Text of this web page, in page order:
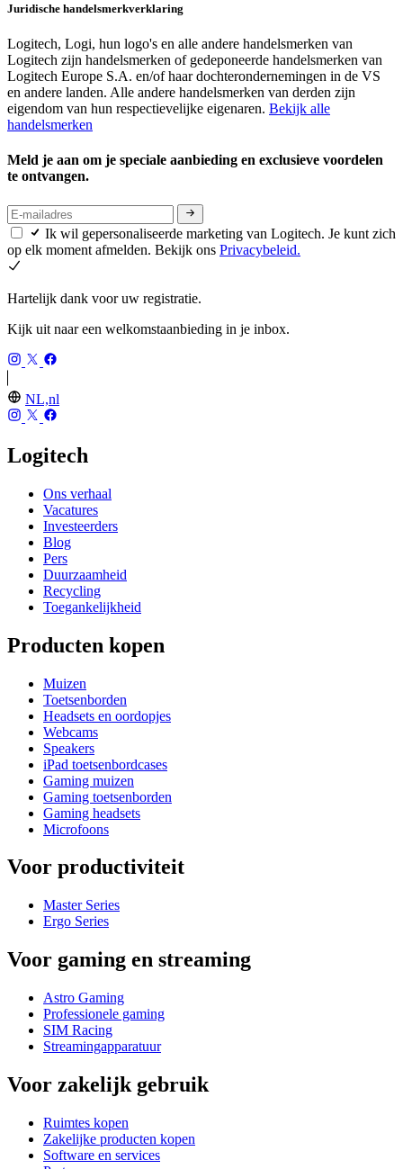
Juridische handelsmerkverklaring
Logitech, Logi, hun logo's en alle andere handelsmerken van
Logitech zijn handelsmerken of gedeponeerde handelsmerken van
Logitech Europe S.A. en/of haar dochterondernemingen in de VS
en andere landen. Alle andere handelsmerken van derden zijn
eigendom van hun respectievelijke eigenaren. Bekijk alle
handelsmerken
Meld je aan om je speciale aanbieding en exclusieve voordelen
te ontvangen.
Ik wil gepersonaliseerde marketing van Logitech. Je kunt zich
op elk moment afmelden. Bekijk ons Privacybeleid.
Hartelijk dank voor uw registratie.
Kijk uit naar een welkomstaanbieding in je inbox.
NL,nl
Logitech
Ons verhaal
Vacatures
Investeerders
Blog
Pers
Duurzaamheid
Recycling
Toegankelijkheid
Producten kopen
Muizen
Toetsenborden
Headsets en oordopjes
Webcams
Speakers
iPad toetsenbordcases
Gaming muizen
Gaming toetsenborden
Gaming headsets
Microfoons
Voor productiviteit
Master Series
Ergo Series
Voor gaming en streaming
Astro Gaming
Professionele gaming
SIM Racing
Streamingapparatuur
Voor zakelijk gebruik
Ruimtes kopen
Zakelijke producten kopen
Software en services